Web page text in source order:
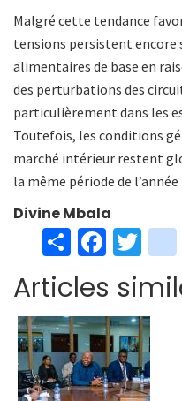
Malgré cette tendance
tensions persistent encore
alimentaires de base en
des perturbations des
particulièrement dans les
Toutefois, les conditions
marché intérieur restent
la même période de l’année
Divine Mbala
S
h
ar
e
Fa
ce
b
o
o
k
T
wi
tt
er
Articles